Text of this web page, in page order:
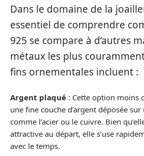
Dans le domaine de la
essentiel de comprendre
925 se compare à d’autres
métaux les plus
fins ornementales incluent :
Argent plaqué : Cette option moins
une fine couche d’argent déposée
comme l’acier ou le cuivre. Bien
attractive au départ, elle s’use
avec le temps.